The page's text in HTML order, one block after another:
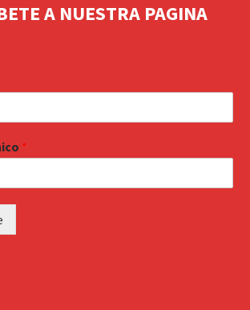
A NUESTRA PAGINA
*